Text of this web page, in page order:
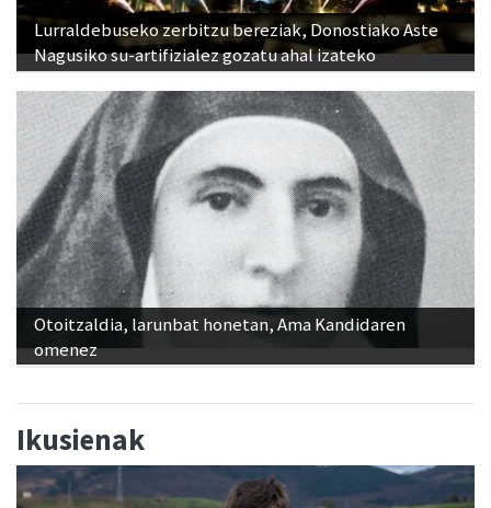
Lurraldebuseko zerbitzu bereziak, Donostiako Aste
Nagusiko su-artifizialez gozatu ahal izateko
Otoitzaldia, larunbat honetan, Ama Kandidaren
omenez
Ikusienak